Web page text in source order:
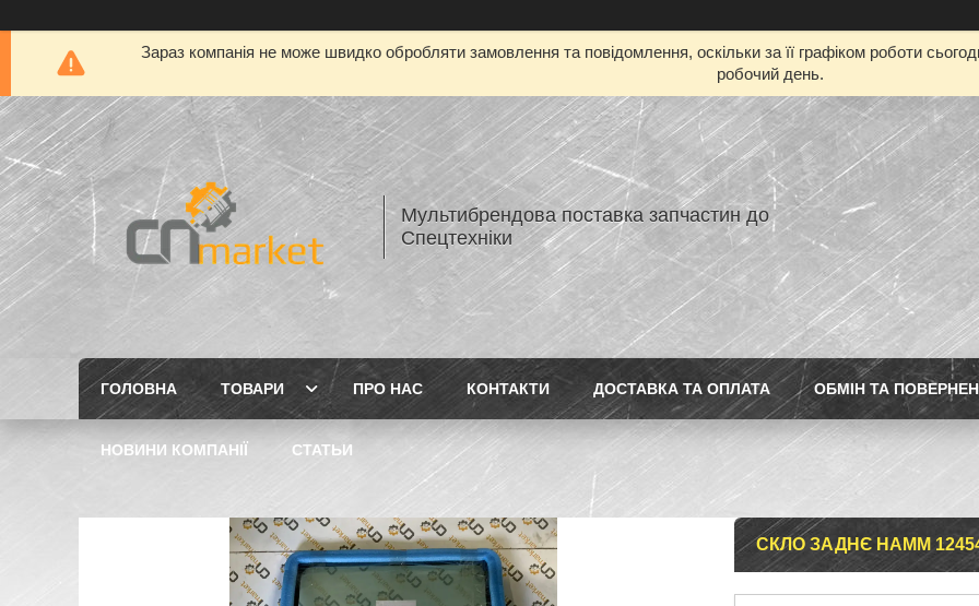
Зараз компанія не може швидко обробляти замовлення та повідомлення, оскільки за її графіком роботи
робочий день.
Мультибрендова поставка запчастин до
Спецтехніки
ГОЛОВНА ТОВАРИ ПРО НАС КОНТАКТИ ДОСТАВКА ТА ОПЛАТА ОБМІН ТА
НОВИНИ КОМПАНІЇ СТАТЬИ
СКЛО ЗАДНЄ HAMM